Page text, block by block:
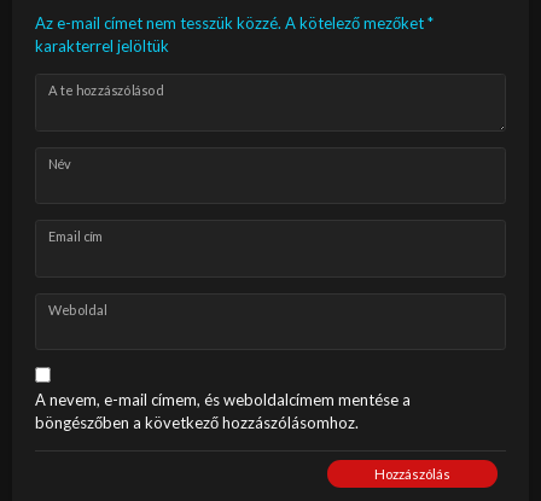
Az e-mail címet nem tesszük közzé. A kötelező mezőket*
karakterrel jelöltük
A te hozzászólásod
Név
Email cím
Weboldal
A nevem, e-mail címem, és weboldalcímem mentése a
böngészőben a következő hozzászólásomhoz.
Hozzászólás